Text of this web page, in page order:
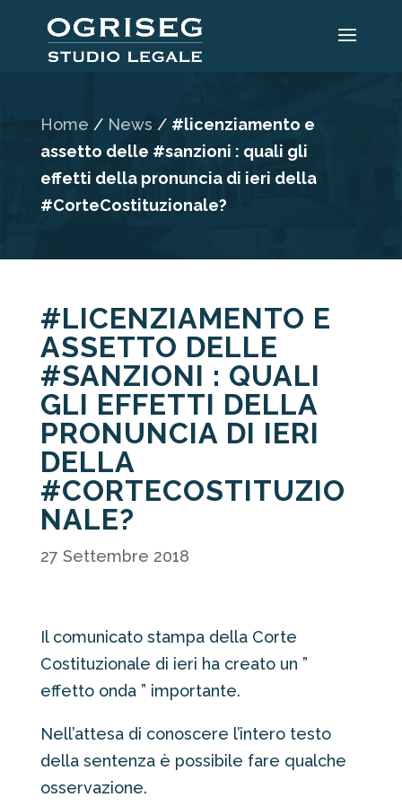
Home / News / #licenziamento e
assetto delle #sanzioni : quali gli
effetti della pronuncia di ieri della
#CorteCostituzionale?
#LICENZIAMENTO E
ASSETTO DELLE
#SANZIONI : QUALI
GLI EFFETTI DELLA
PRONUNCIA DI IERI
DELLA
#CORTECOSTITUZIO
NALE?
27 Settembre 2018
Il comunicato stampa della Corte
Costituzionale di ieri ha creato un ”
effetto onda ” importante.
Nell’attesa di conoscere l’intero testo
della sentenza è possibile fare qualche
osservazione.